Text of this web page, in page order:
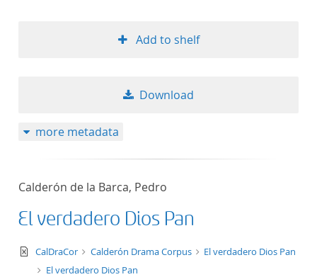
Add to shelf
Download
more metadata
Calderón de la Barca, Pedro
El verdadero Dios Pan
text/xml
CalDraCor Calderón Drama Corpus
El verdadero Dios Pan
El verdadero Dios Pan